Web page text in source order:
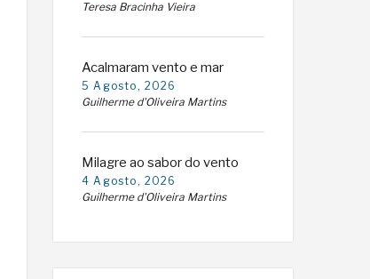
Teresa Bracinha Vieira
Acalmaram vento e mar
5 Agosto, 2026
Guilherme d'Oliveira Martins
Milagre ao sabor do vento
4 Agosto, 2026
Guilherme d'Oliveira Martins